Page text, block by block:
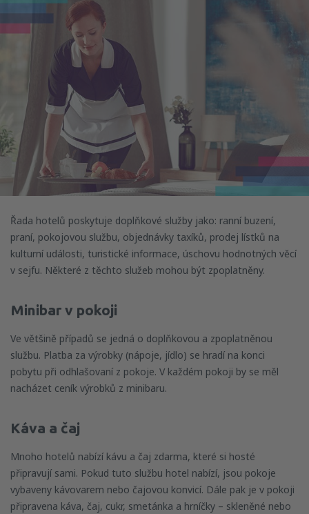
Řada hotelů poskytuje doplňkové služby jako: ranní buzení,
praní, pokojovou službu, objednávky taxíků, prodej lístků na
kulturní události, turistické informace, úschovu hodnotných věcí
v sejfu. Některé z těchto služeb mohou být zpoplatněny.
Minibar v pokoji
Ve většině případů se jedná o doplňkovou a zpoplatněnou
službu. Platba za výrobky (nápoje, jídlo) se hradí na konci
pobytu při odhlašovaní z pokoje. V každém pokoji by se měl
nacházet ceník výrobků z minibaru.
Káva a čaj
Mnoho hotelů nabízí kávu a čaj zdarma, které si hosté
připravují sami. Pokud tuto službu hotel nabízí, jsou pokoje
vybaveny kávovarem nebo čajovou konvicí. Dále pak je v pokoji
připravena káva, čaj, cukr, smetánka a hrníčky – skleněné nebo